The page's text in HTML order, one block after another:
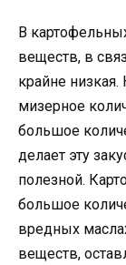
В
веществ, в
крайне
мизерное
большое
делает эту
полезной.
большое
вредных
веществ,